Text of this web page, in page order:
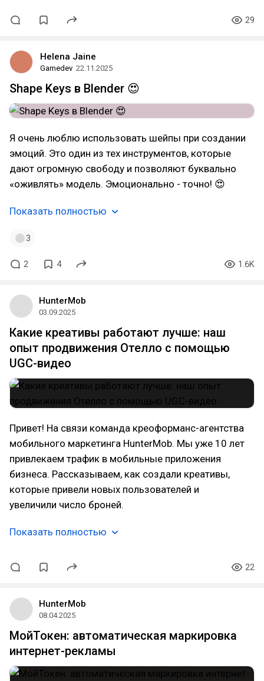
29
Helena Jaine
Gamedev 22.11.2025
Shape Keys в Blender 😍
Я очень люблю использовать шейпы при создании
эмоций. Это один из тех инструментов, которые
дают огромную свободу и позволяют буквально
«оживлять» модель. Эмоционально - точно! 😍
Показать полностью
3
2 4 1.6K
HunterMob
03.09.2025
Какие креативы работают лучше: наш
опыт продвижения Отелло с помощью
UGC-видео
Привет! На связи команда креоформанс-агентства
мобильного маркетинга HunterMob. Мы уже 10 лет
привлекаем трафик в мобильные приложения
бизнеса. Рассказываем, как создали креативы,
которые привели новых пользователей и
увеличили число броней.
Показать полностью
22
HunterMob
08.04.2025
МойТокен: автоматическая маркировка
интернет-рекламы